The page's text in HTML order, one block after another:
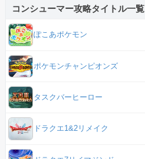
コンシューマー攻略タイトル一覧
ぽこあポケモン
ポケモンチャンピオンズ
タスクバーヒーロー
ドラクエ1&2リメイク